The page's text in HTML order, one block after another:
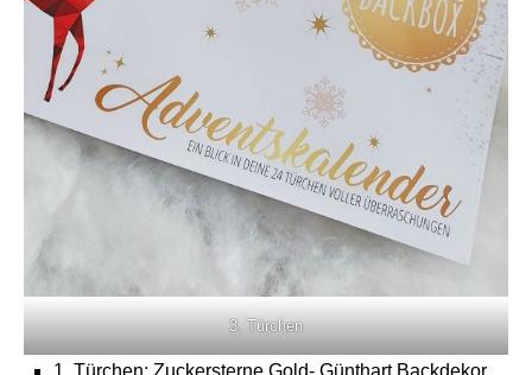
3. Türchen
1. Türchen: Zuckersterne Gold- Günthart Backdekor,